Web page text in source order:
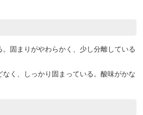
固まりがやわらかく、少し分離している
く、しっかり固まっている。酸味がかな